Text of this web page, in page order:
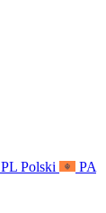
PL Polski
PA